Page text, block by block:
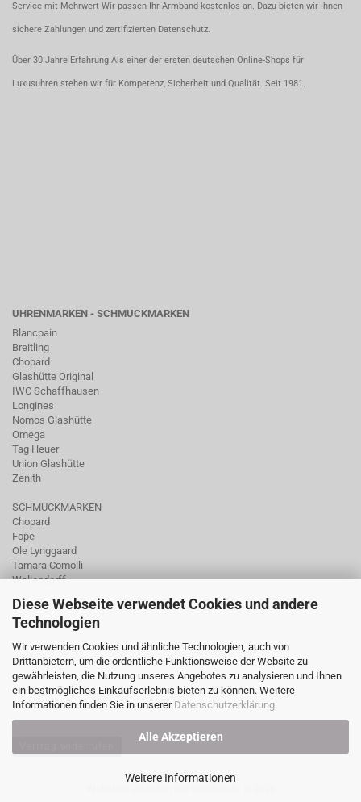
Diese Webseite verwendet Cookies und andere
Technologien
Wir verwenden Cookies und ähnliche Technologien, auch von
Drittanbietern, um die ordentliche Funktionsweise der Website zu
gewährleisten, die Nutzung unseres Angebotes zu analysieren und Ihnen
ein bestmögliches Einkaufserlebnis bieten zu können. Weitere
Informationen finden Sie in unserer Datenschutzerklärung.
Alle Akzeptieren
Weitere Informationen
Service mit Mehrwert Wir passen Ihr Armband kostenlos an. Dazu bieten wir Ihnen
sichere Zahlungen und zertifizierten Datenschutz.
Über 30 Jahre Erfahrung Als einer der ersten deutschen Online-Shops für
Luxusuhren stehen wir für Kompetenz, Sicherheit und Qualität. Seit 1981.
UHRENMARKEN - SCHMUCKMARKEN
Blancpain
Breitling
Chopard
Glashütte Original
IWC Schaffhausen
Longines
Nomos Glashütte
Omega
Tag Heuer
Union Glashütte
Zenith
SCHMUCKMARKEN
Chopard
Fope
Ole Lynggaard
Tamara Comolli
Wellendorff